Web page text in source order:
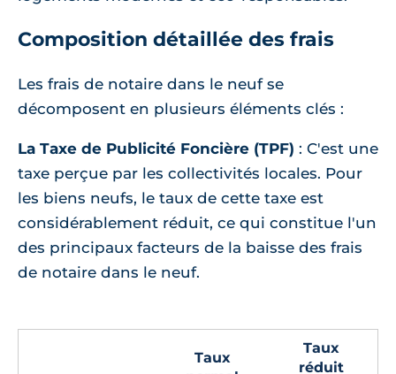
Composition détaillée des frais
Les frais de notaire dans le neuf se
décomposent en plusieurs éléments clés :
La Taxe de Publicité Foncière (TPF) : C'est une
taxe perçue par les collectivités locales. Pour
les biens neufs, le taux de cette taxe est
considérablement réduit, ce qui constitue l'un
des principaux facteurs de la baisse des frais
de notaire dans le neuf.
Taux
Taux
réduit